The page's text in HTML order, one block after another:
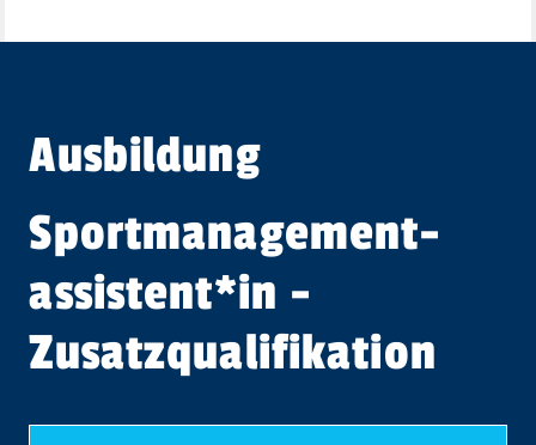
Ausbildung
Sportmanagement­
assistent​*in -
Zusatzqualifikation